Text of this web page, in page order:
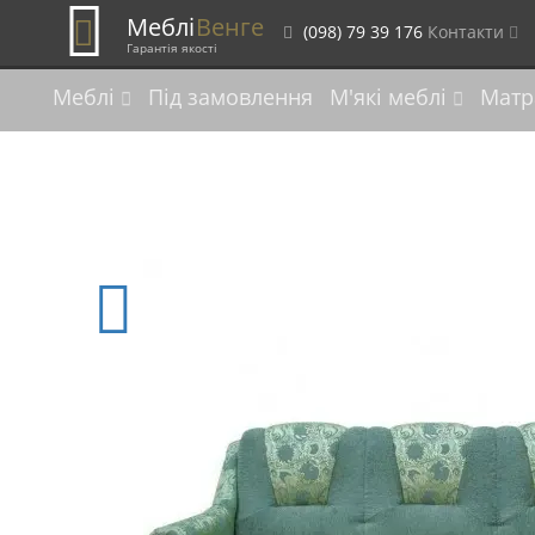
МебліВенге
Гарантія якості
(098) 79 39 176 Контакти
Меблі Під замовлення М'які меблі